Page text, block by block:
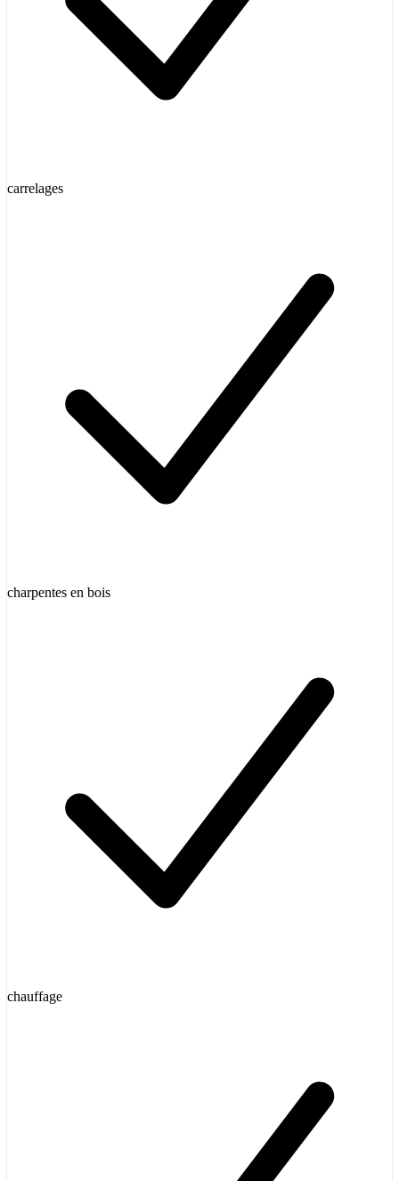
carrelages
charpentes en bois
chauffage